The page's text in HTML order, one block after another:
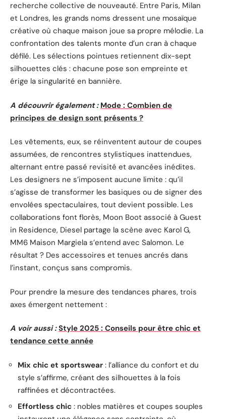
recherche collective de nouveauté. Entre Paris, Milan
et Londres, les grands noms dressent une mosaïque
créative où chaque maison joue sa propre mélodie. La
confrontation des talents monte d’un cran à chaque
défilé. Les sélections pointues retiennent dix-sept
silhouettes clés : chacune pose son empreinte et
érige la singularité en bannière.
A découvrir également : Mode : Combien de
principes de design sont présents ?
Les vêtements, eux, se réinventent autour de coupes
assumées, de rencontres stylistiques inattendues,
alternant entre passé revisité et avancées inédites.
Les designers ne s’imposent aucune limite : qu’il
s’agisse de transformer les basiques ou de signer des
envolées spectaculaires, tout devient possible. Les
collaborations font florès, Moon Boot associé à Guest
in Residence, Diesel partage la scène avec Karol G,
MM6 Maison Margiela s’entend avec Salomon. Le
résultat ? Des accessoires et tenues ancrés dans
l’instant, conçus sans compromis.
Pour prendre la mesure des tendances phares, trois
axes émergent nettement :
A voir aussi : Style 2025 : Conseils pour être chic et
tendance cette année
Mix chic et sportswear : l’alliance du confort et du
style s’affirme, créant des silhouettes à la fois
raffinées et décontractées.
Effortless chic : nobles matières et coupes souples